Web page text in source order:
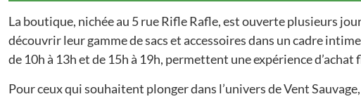
La boutique, nichée au 5 rue Rifle Rafle, est ouverte plusieurs
découvrir leur gamme de sacs et accessoires dans un cadre
de 10h à 13h et de 15h à 19h, permettent une expérience
Pour ceux qui souhaitent plonger dans l’univers de Vent